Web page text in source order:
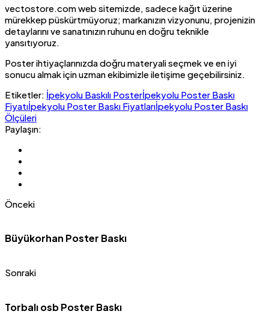
vectostore.com web sitemizde, sadece kağıt üzerine
mürekkep püskürtmüyoruz; markanızın vizyonunu, projenizin
detaylarını ve sanatınızın ruhunu en doğru teknikle
yansıtıyoruz.
Poster ihtiyaçlarınızda doğru materyali seçmek ve en iyi
sonucu almak için uzman ekibimizle iletişime geçebilirsiniz.
Etiketler: İpekyolu Baskılı Posterİpekyolu Poster Baskı
Fiyatıİpekyolu Poster Baskı Fiyatlarıİpekyolu Poster Baskı
Ölçüleri
Paylaşın:
Önceki
Büyükorhan Poster Baskı
Sonraki
Torbalı osb Poster Baskı